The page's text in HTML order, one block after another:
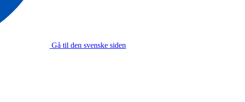
Gå til den svenske siden